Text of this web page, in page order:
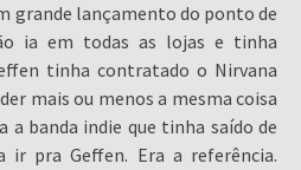
grande lançamento do ponto de
ia em todas as lojas e tinha
tinha contratado o Nirvana
mais ou menos a mesma coisa
a banda indie que tinha saído de
ir pra Geffen. Era a referência.